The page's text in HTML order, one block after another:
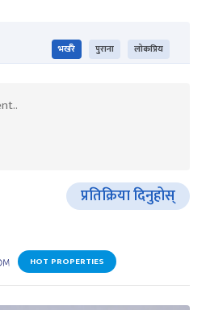
भर्खरै पुराना लोकप्रिय
प्रतिक्रिया दिनुहोस्
HOT PROPERTIES